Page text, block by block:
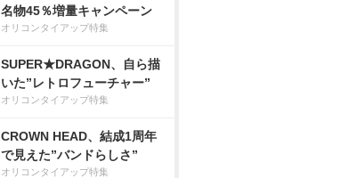
名物45％増量キャンペーン
オリコンタイアップ特集
SUPER★DRAGON、自ら描
いた”レトロフューチャー”
オリコンタイアップ特集
CROWN HEAD、結成1周年
で見えた”バンドらしさ”
オリコンタイアップ特集